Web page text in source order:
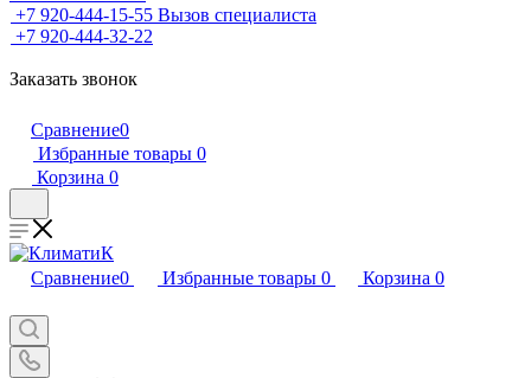
+7 920-444-15-55 Вызов специалиста
+7 920-444-32-22
Заказать звонок
Сравнение0
Избранные товары 0
Корзина 0
Сравнение0 Избранные товары 0 Корзина 0